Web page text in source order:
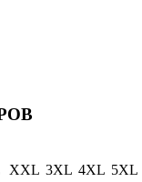
XXL 3XL 4XL 5XL